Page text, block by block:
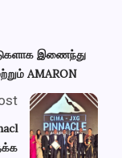
இணைந்து
AMARON